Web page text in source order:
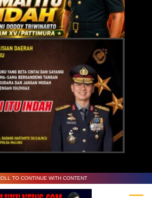
TO CONTINUE WITH CONTENT